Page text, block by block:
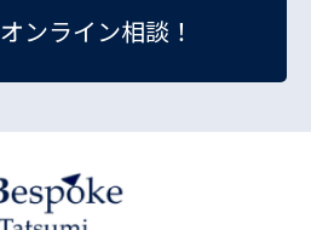
オンライン相談！